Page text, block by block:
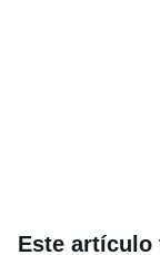
Este artículo